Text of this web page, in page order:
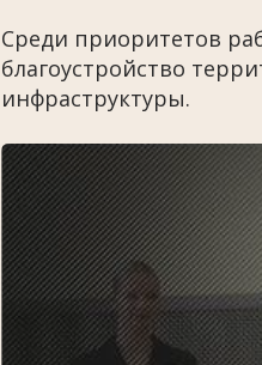
Среди приоритетов
благоустройство
инфраструктуры.